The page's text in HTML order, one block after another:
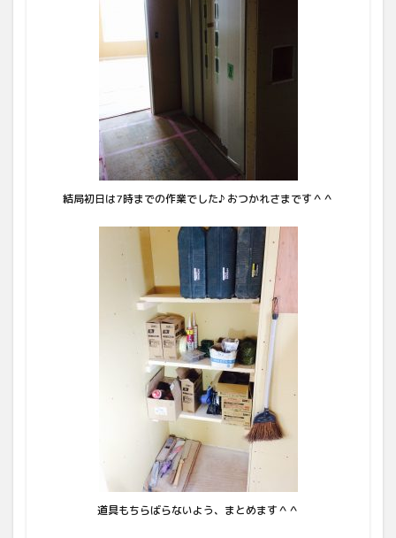
結局初日は7時までの作業でした♪ おつかれさまです＾＾
道具もちらばらないよう、まとめます＾＾